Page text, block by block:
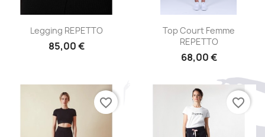
Aperçu rapide
Legging REPETTO
85,00 €
Aperçu rapide
Top Court Femme
REPETTO
68,00 €
favorite_border favorite_border